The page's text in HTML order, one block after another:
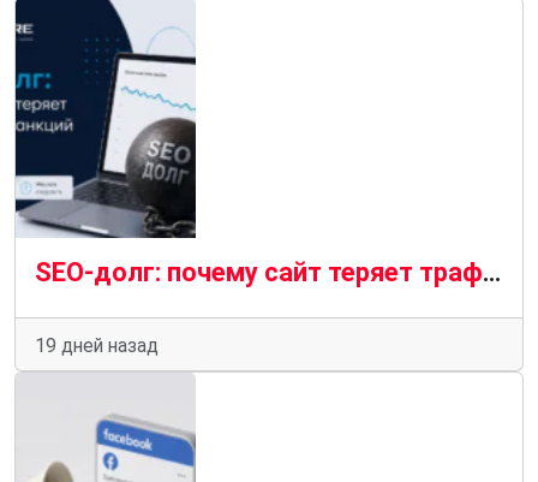
SEO-долг: почему сайт теряет трафик без санкций и фильтров
19 дней назад